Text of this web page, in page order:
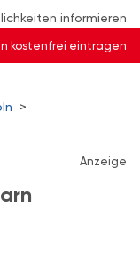
informieren
kostenfrei eintragen
>
Anzeige